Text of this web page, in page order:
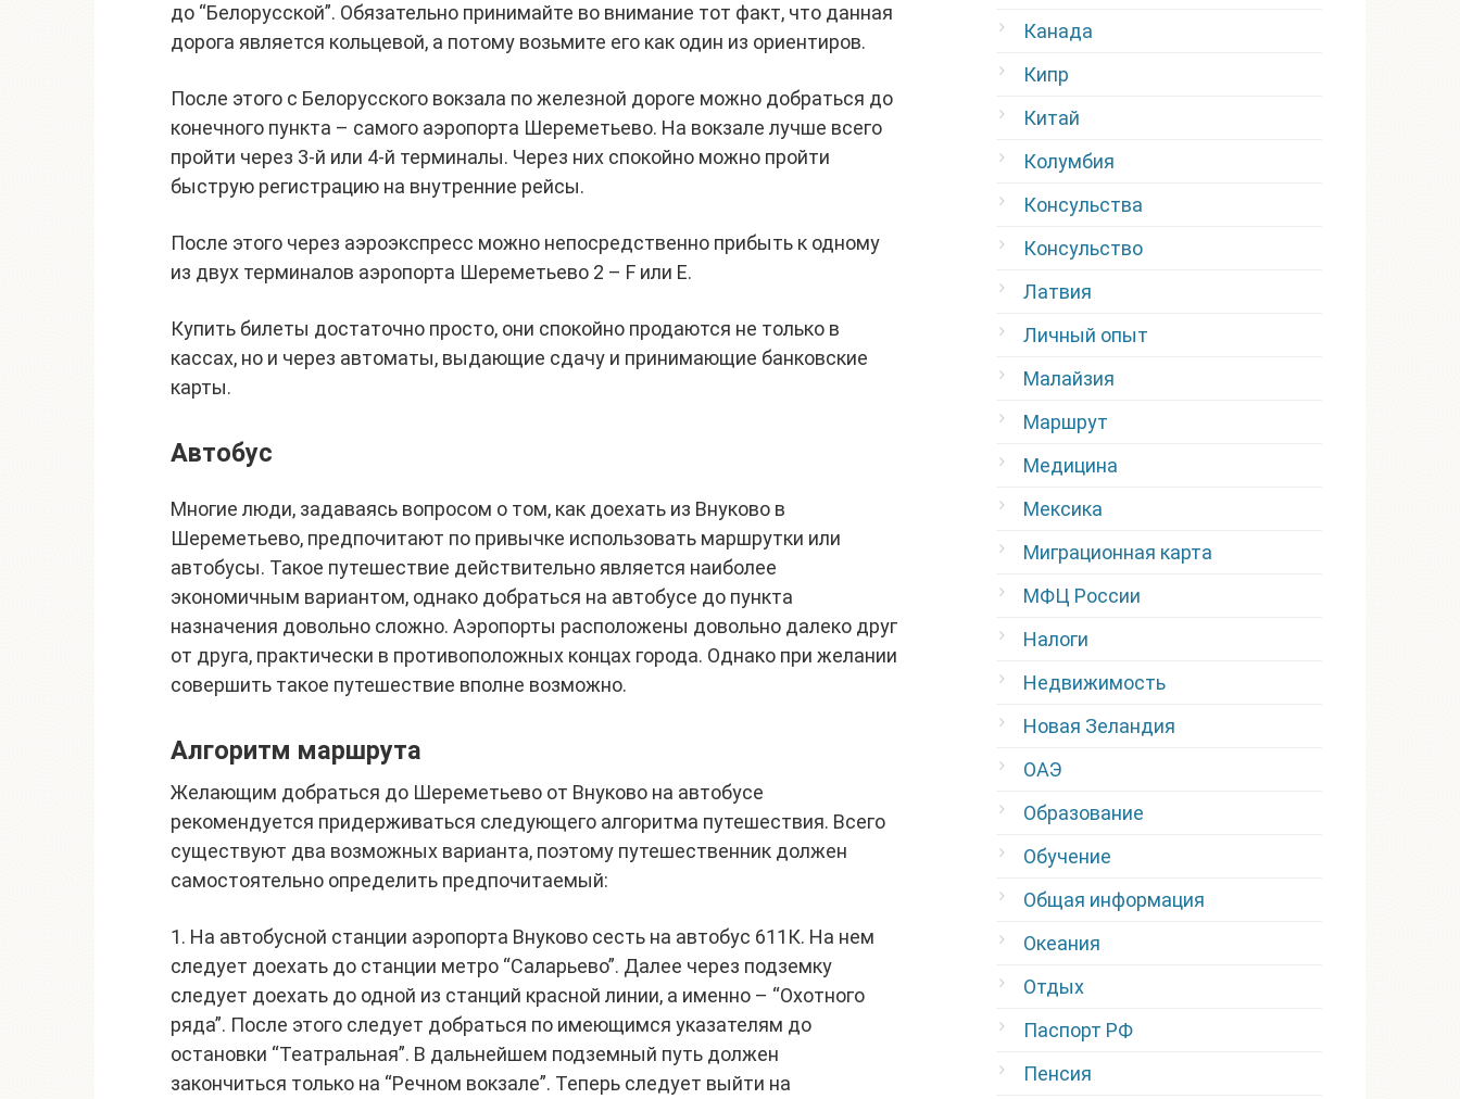
до “Белорусской”. Обязательно принимайте во внимание тот факт, что данная
дорога является кольцевой, а потому возьмите его как один из ориентиров.
После этого с Белорусского вокзала по железной дороге можно добраться до
конечного пункта – самого аэропорта Шереметьево. На вокзале лучше всего
пройти через 3-й или 4-й терминалы. Через них спокойно можно пройти
быструю регистрацию на внутренние рейсы.
После этого через аэроэкспресс можно непосредственно прибыть к одному
из двух терминалов аэропорта Шереметьево 2 – F или Е.
Купить билеты достаточно просто, они спокойно продаются не только в
кассах, но и через автоматы, выдающие сдачу и принимающие банковские
карты.
Автобус
Многие люди, задаваясь вопросом о том, как доехать из Внуково в
Шереметьево, предпочитают по привычке использовать маршрутки или
автобусы. Такое путешествие действительно является наиболее
экономичным вариантом, однако добраться на автобусе до пункта
назначения довольно сложно. Аэропорты расположены довольно далеко друг
от друга, практически в противоположных концах города. Однако при желании
совершить такое путешествие вполне возможно.
Алгоритм маршрута
Желающим добраться до Шереметьево от Внуково на автобусе
рекомендуется придерживаться следующего алгоритма путешествия. Всего
существуют два возможных варианта, поэтому путешественник должен
самостоятельно определить предпочитаемый:
1. На автобусной станции аэропорта Внуково сесть на автобус 611К. На нем
следует доехать до станции метро “Саларьево”. Далее через подземку
следует доехать до одной из станций красной линии, а именно – “Охотного
ряда”. После этого следует добраться по имеющимся указателям до
остановки “Театральная”. В дальнейшем подземный путь должен
закончиться только на “Речном вокзале”. Теперь следует выйти на
Канада
Кипр
Китай
Колумбия
Консульства
Консульство
Латвия
Личный опыт
Малайзия
Маршрут
Медицина
Мексика
Миграционная карта
МФЦ России
Налоги
Недвижимость
Новая Зеландия
ОАЭ
Образование
Обучение
Общая информация
Океания
Отдых
Паспорт РФ
Пенсия